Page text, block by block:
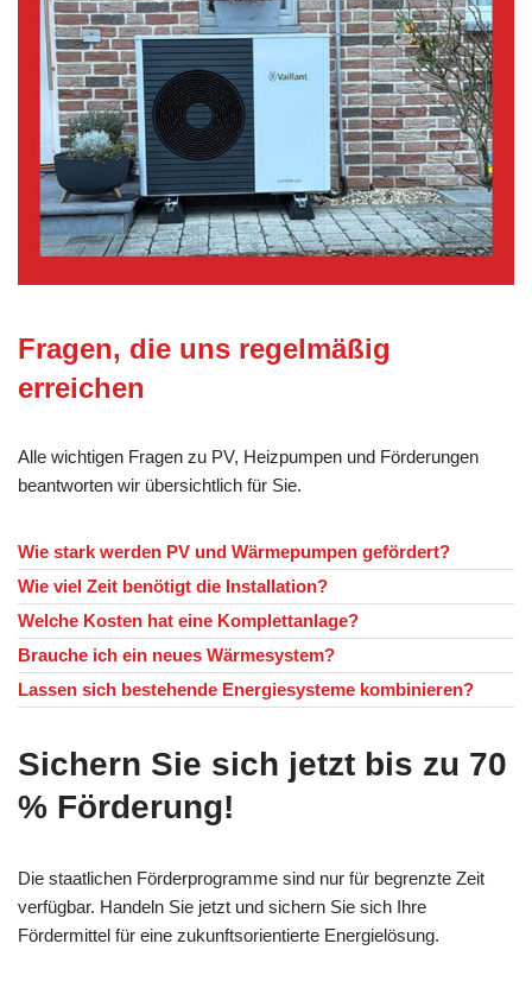
Fragen, die uns regelmäßig
erreichen
Alle wichtigen Fragen zu PV, Heizpumpen und Förderungen
beantworten wir übersichtlich für Sie.
Wie stark werden PV und Wärmepumpen gefördert?
Wie viel Zeit benötigt die Installation?
Welche Kosten hat eine Komplettanlage?
Brauche ich ein neues Wärmesystem?
Lassen sich bestehende Energiesysteme kombinieren?
Sichern Sie sich jetzt bis zu 70
% Förderung!
Die staatlichen Förderprogramme sind nur für begrenzte Zeit
verfügbar. Handeln Sie jetzt und sichern Sie sich Ihre
Fördermittel für eine zukunftsorientierte Energielösung.